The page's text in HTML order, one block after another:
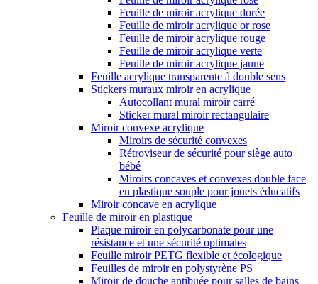
Feuille de miroir acrylique dorée
Feuille de miroir acrylique or rose
Feuille de miroir acrylique rouge
Feuille de miroir acrylique verte
Feuille de miroir acrylique jaune
Feuille acrylique transparente à double sens
Stickers muraux miroir en acrylique
Autocollant mural miroir carré
Sticker mural miroir rectangulaire
Miroir convexe acrylique
Miroirs de sécurité convexes
Rétroviseur de sécurité pour siège auto
bébé
Miroirs concaves et convexes double face
en plastique souple pour jouets éducatifs
Miroir concave en acrylique
Feuille de miroir en plastique
Plaque miroir en polycarbonate pour une
résistance et une sécurité optimales
Feuille miroir PETG flexible et écologique
Feuilles de miroir en polystyrène PS
Miroir de douche antibuée pour salles de bains